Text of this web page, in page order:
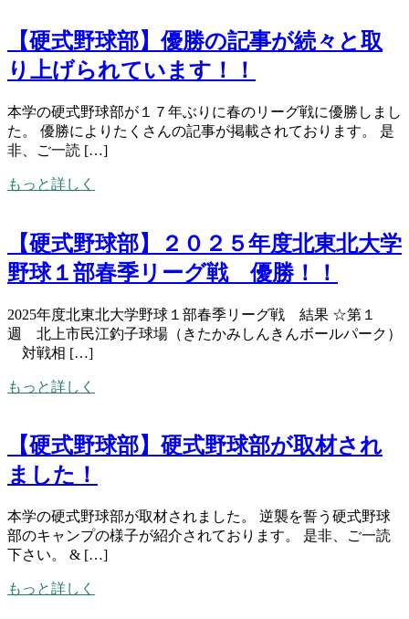
【硬式野球部】優勝の記事が続々と取
り上げられています！！
本学の硬式野球部が１７年ぶりに春のリーグ戦に優勝しまし
た。 優勝によりたくさんの記事が掲載されております。 是
非、ご一読 […]
もっと詳しく
【硬式野球部】２０２５年度北東北大学
野球１部春季リーグ戦 優勝！！
2025年度北東北大学野球１部春季リーグ戦 結果 ☆第１
週 北上市民江釣子球場（きたかみしんきんボールパーク）
対戦相 […]
もっと詳しく
【硬式野球部】硬式野球部が取材され
ました！
本学の硬式野球部が取材されました。 逆襲を誓う硬式野球
部のキャンプの様子が紹介されております。 是非、ご一読
下さい。 & […]
もっと詳しく